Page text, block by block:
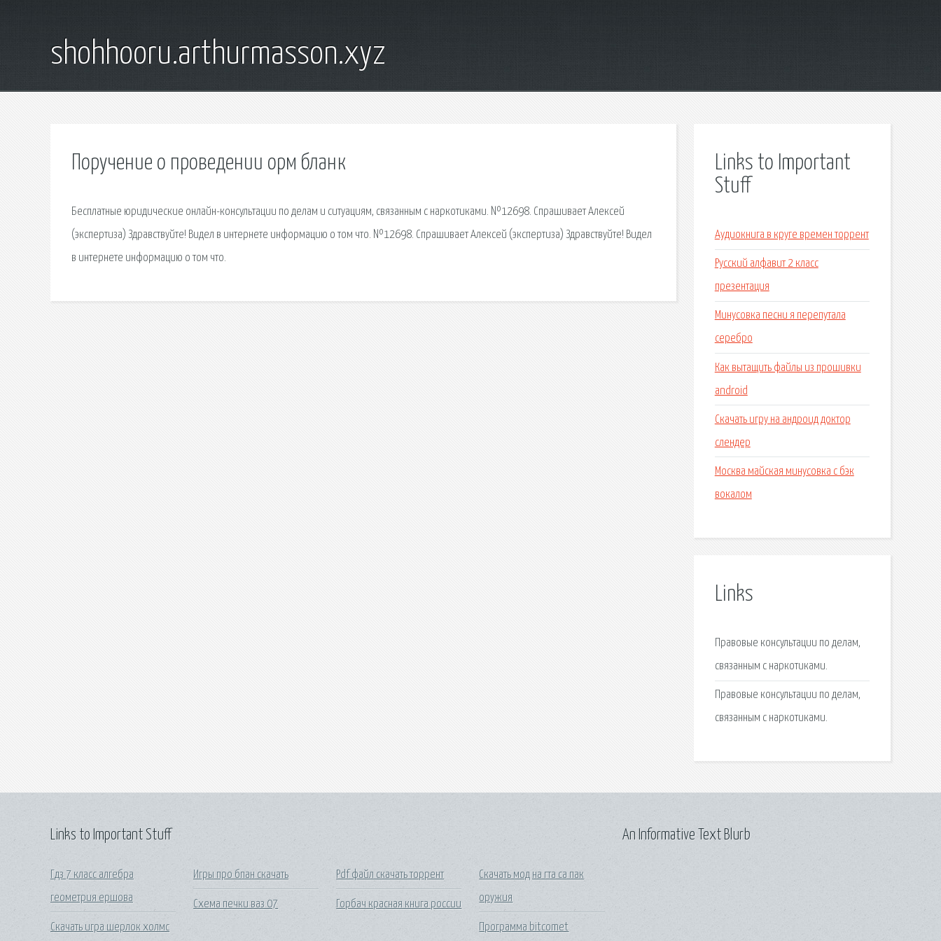
shohhooru.arthurmasson.xyz
Поручение о проведении орм бланк
Бесплатные юридические онлайн-консультации по делам и ситуациям, связанным с наркотиками. №12698. Спрашивает Алексей
(экспертиза) Здравствуйте! Видел в интернете информацию о том что. №12698. Спрашивает Алексей (экспертиза) Здравствуйте! Видел
в интернете информацию о том что.
Links to Important
Stuff
Аудиокнига в круге времен торрент
Русский алфавит 2 класс
презентация
Минусовка песни я перепутала
серебро
Как вытащить файлы из прошивки
android
Скачать игру на андроид доктор
слендер
Москва майская минусовка с бэк
вокалом
Links
Правовые консультации по делам,
связанным с наркотиками.
Правовые консультации по делам,
связанным с наркотиками.
Links to Important Stuff
Гдз 7 класс алгебра
геометрия ершова
Скачать игра шерлок холмс
Игры про бпан скачать
Схема печки ваз 07
Pdf файл скачать торрент
Горбач красная книга россии
Скачать мод на гта са пак
оружия
Программа bitcomet
An Informative Text Blurb